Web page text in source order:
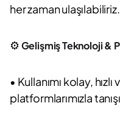
her zaman ulaşılabiliriz.
⚙️Gelişmiş Teknoloji &
• Kullanımı kolay,
platformlarımızla